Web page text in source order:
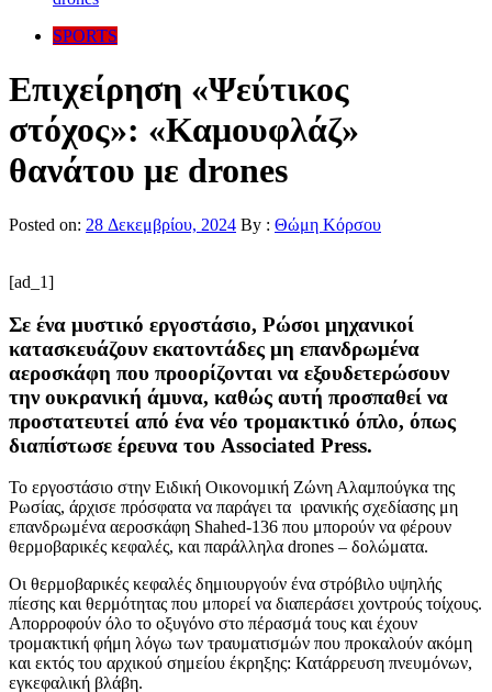
SPORTS
Επιχείρηση «Ψεύτικος
στόχος»: «Καμουφλάζ»
θανάτου με drones
Posted on: 28 Δεκεμβρίου, 2024 By : Θώμη Κόρσου
[ad_1]
Σε ένα μυστικό εργοστάσιο, Ρώσοι μηχανικοί
κατασκευάζουν εκατοντάδες μη επανδρωμένα
αεροσκάφη που προορίζονται να εξουδετερώσουν
την ουκρανική άμυνα, καθώς αυτή προσπαθεί να
προστατευτεί από ένα νέο τρομακτικό όπλο, όπως
διαπίστωσε έρευνα του Associated Press.
Το εργοστάσιο στην Ειδική Οικονομική Ζώνη Αλαμπούγκα της
Ρωσίας, άρχισε πρόσφατα να παράγει τα ιρανικής σχεδίασης μη
επανδρωμένα αεροσκάφη Shahed-136 που μπορούν να φέρουν
θερμοβαρικές κεφαλές, και παράλληλα drones – δολώματα.
Οι θερμοβαρικές κεφαλές δημιουργούν ένα στρόβιλο υψηλής
πίεσης και θερμότητας που μπορεί να διαπεράσει χοντρούς τοίχους.
Απορροφούν όλο το οξυγόνο στο πέρασμά τους και έχουν
τρομακτική φήμη λόγω των τραυματισμών που προκαλούν ακόμη
και εκτός του αρχικού σημείου έκρηξης: Κατάρρευση πνευμόνων,
εγκεφαλική βλάβη.